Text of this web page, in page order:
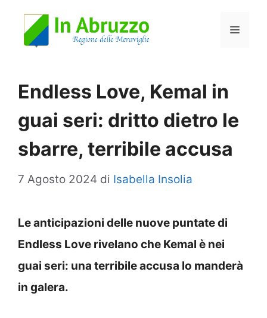
Menu
Endless Love, Kemal in
guai seri: dritto dietro le
sbarre, terribile accusa
7 Agosto 2024 di Isabella Insolia
Le anticipazioni delle nuove puntate di
Endless Love rivelano che Kemal è nei
guai seri: una terribile accusa lo manderà
in galera.